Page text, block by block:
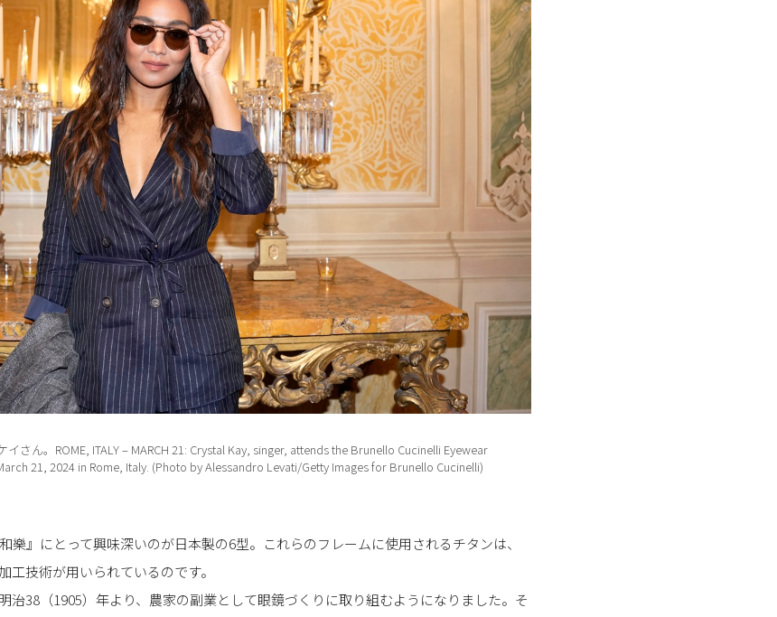
さん。ROME, ITALY – MARCH 21: Crystal Kay, singer, attends the Brunello Cucinelli Eyewear
21, 2024 in Rome, Italy. (Photo by Alessandro Levati/Getty Images for Brunello Cucinelli)
樂』にとって興味深いのが日本製の6型。これらのフレームに使用されるチタンは、
工技術が用いられているのです。
治38（1905）年より、農家の副業として眼鏡づくりに取り組むようになりました。そ